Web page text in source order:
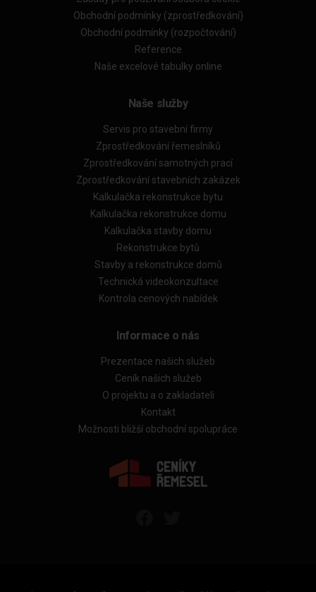
Obchodní podmínky (zprostředkování)
Obchodní podmínky (rozpočtování)
Reference
Naše excelové tabulky online
Naše služby
Servis pro stavební firmy
Zprostředkování řemeslníků
Zprostředkování samotných prací
Zprostředkování stavebních zakázek
Kalkulačka rekonstrukce bytu
Kalkulačka rekonstrukce domu
Kalkulačka stavby domu
Rekonstrukce bytů
Stavby a rekonstrukce domů
Technická videokonzultace
Kontrola cenových nabídek
Informace o nás
Prezentace našich služeb
Ceník našich služeb
O projektu a o zakladateli
Kontakt
Možnosti bližší obchodní spolupráce